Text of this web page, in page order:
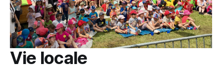
Vie locale